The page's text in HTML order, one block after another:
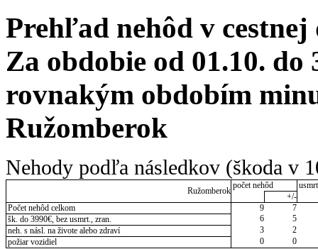
Prehľad nehôd v cestnej
Za obdobie od 01.10. do
rovnakým obdobím
Ružomberok
Nehody podľa následkov (škoda v
Ružomberok
počet nehôd
+/-
Počet nehôd celkom
9
7
šk. do 3990€, bez usmrt., zran.
6
5
neh. s násl. na živote alebo zdraví
3
2
požiar vozidiel
0 0